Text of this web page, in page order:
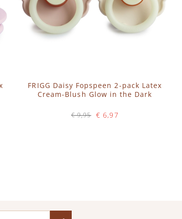
FRIGG Daisy Fopspeen 2-pack Latex
Cream-Blush Glow in the Dark
€ 6,97
€ 9,95